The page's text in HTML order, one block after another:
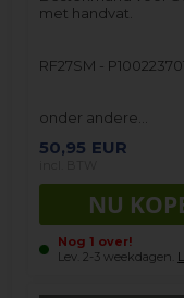
met handvat.
RF27SM -
onder andere…
50,95 EUR
Nog 1 over!
Lev. 2-3 weekdagen.